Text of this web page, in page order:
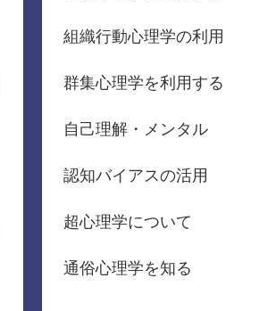
組織行動心理学の利用
群集心理学を利用する
自己理解・メンタル
認知バイアスの活用
超心理学について
通俗心理学を知る